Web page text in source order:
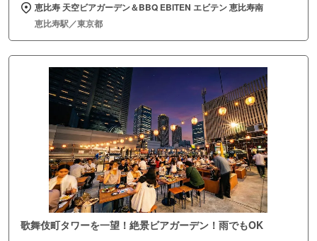
恵比寿 天空ビアガーデン＆BBQ EBITEN エビテン 恵比寿南
恵比寿駅／東京都
歌舞伎町タワーを一望！絶景ビアガーデン！雨でもOK